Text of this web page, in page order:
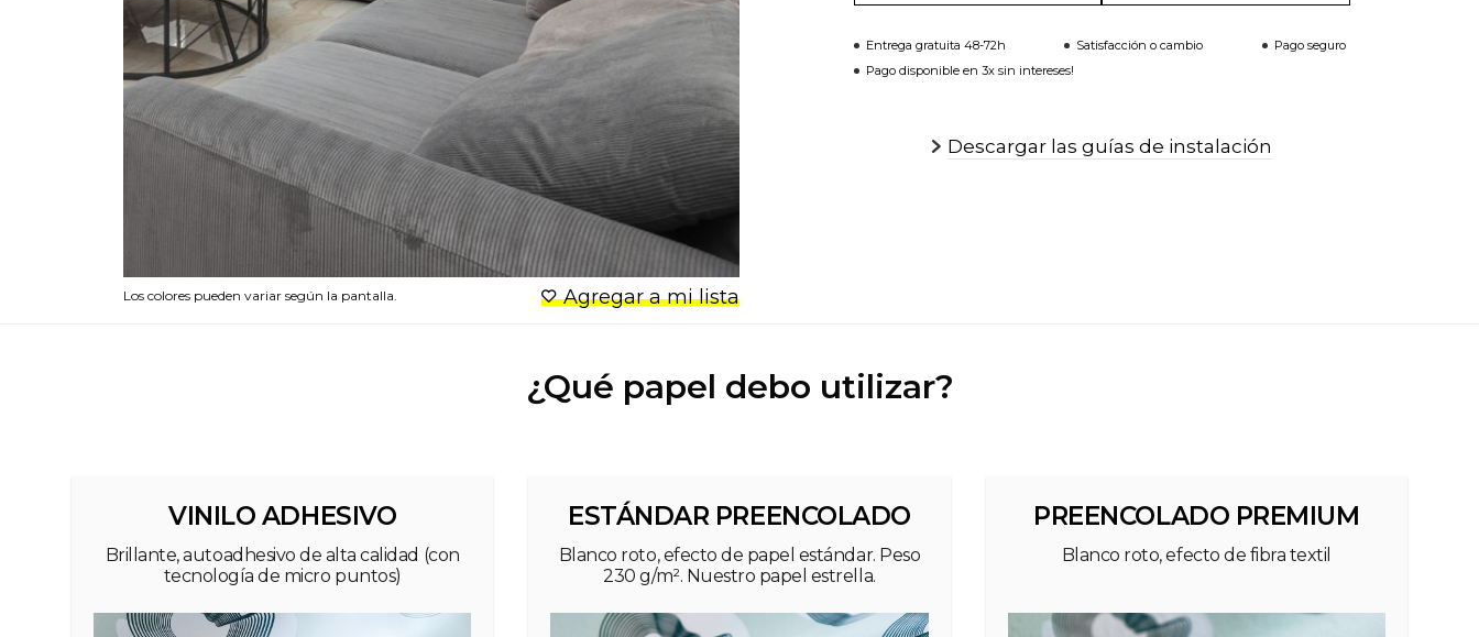
Los colores pueden variar según la pantalla. Agregar a mi lista
Entrega gratuita 48-72h Satisfacción o cambio
Pago seguro
Pago disponible en 3x sin intereses!
Descargar las guías de instalación
¿Qué papel debo utilizar?
VINILO ADHESIVO
Brillante, autoadhesivo de alta calidad (con
tecnología de micro puntos)
ESTÁNDAR PREENCOLADO
Blanco roto, efecto de papel estándar. Peso
230 g/m². Nuestro papel estrella.
PREENCOLADO PREMIUM
Blanco roto, efecto de fibra textil